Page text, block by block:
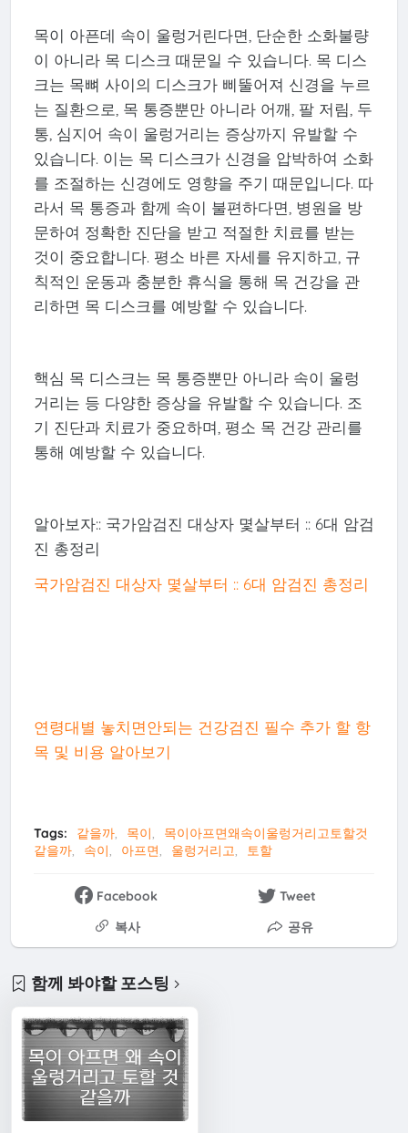
목이 아픈데 속이 울렁거린다면, 단순한 소화불량
이 아니라 목 디스크 때문일 수 있습니다. 목 디스
크는 목뼈 사이의 디스크가 삐뚤어져 신경을 누르
는 질환으로, 목 통증뿐만 아니라 어깨, 팔 저림, 두
통, 심지어 속이 울렁거리는 증상까지 유발할 수
있습니다. 이는 목 디스크가 신경을 압박하여 소화
를 조절하는 신경에도 영향을 주기 때문입니다. 따
라서 목 통증과 함께 속이 불편하다면, 병원을 방
문하여 정확한 진단을 받고 적절한 치료를 받는
것이 중요합니다. 평소 바른 자세를 유지하고, 규
칙적인 운동과 충분한 휴식을 통해 목 건강을 관
리하면 목 디스크를 예방할 수 있습니다.
핵심 목 디스크는 목 통증뿐만 아니라 속이 울렁
거리는 등 다양한 증상을 유발할 수 있습니다. 조
기 진단과 치료가 중요하며, 평소 목 건강 관리를
통해 예방할 수 있습니다.
알아보자:: 국가암검진 대상자 몇살부터 :: 6대 암검
진 총정리
국가암검진 대상자 몇살부터 :: 6대 암검진 총정리
연령대별 놓치면안되는 건강검진 필수 추가 할 항
목 및 비용 알아보기
Tags: 같을까 목이
목이아프면왜속이울렁거리고토할것
같을까
속이 아프면 울렁거리고 토할
Facebook
Tweet
복사
공유
함께 봐야할 포스팅